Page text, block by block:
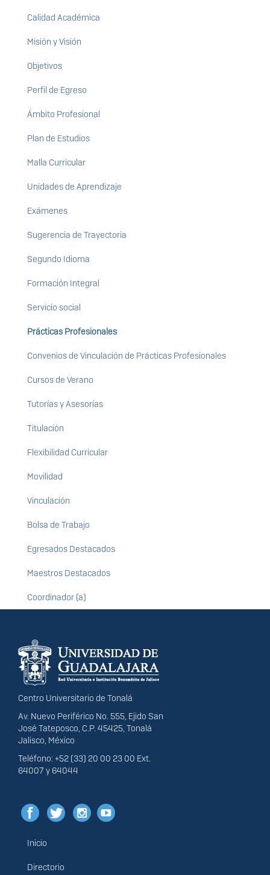
Calidad Académica
Misión y Visión
Objetivos
Perfil de Egreso
Ámbito Profesional
Plan de Estudios
Malla Curricular
Unidades de Aprendizaje
Exámenes
Sugerencia de Trayectoria
Segundo Idioma
Formación Integral
Servicio social
Prácticas Profesionales
Convenios de Vinculación de Prácticas Profesionales
Cursos de Verano
Tutorías y Asesorías
Titulación
Flexibilidad Curricular
Movilidad
Vinculación
Bolsa de Trabajo
Egresados Destacados
Maestros Destacados
Coordinador (a)
Información del
portal
Centro Universitario de Tonalá
Av. Nuevo Periférico No. 555, Ejido San
José Tateposco, C.P. 45425, Tonalá
Jalisco, México
Teléfono: +52 (33) 20 00 23 00 Ext.
64007 y 64044
Menú
principal
Inicio
Directorio